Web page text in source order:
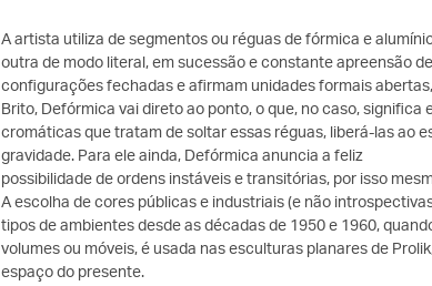
A artista utiliza de segmentos ou réguas de fórmica e
outra de modo literal, em sucessão e constante apreensão
configurações fechadas e afirmam unidades formais
Brito, Defórmica vai direto ao ponto, o que, no caso,
cromáticas que tratam de soltar essas réguas, liberá-las ao
gravidade. Para ele ainda, Defórmica anuncia a feliz
possibilidade de ordens instáveis e transitórias, por isso
A escolha de cores públicas e industriais (e não
tipos de ambientes desde as décadas de 1950 e 1960,
volumes ou móveis, é usada nas esculturas planares de
espaço do presente.